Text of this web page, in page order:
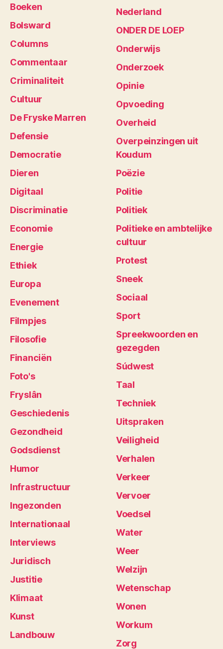
Boeken
Bolsward
Columns
Commentaar
Criminaliteit
Cultuur
De Fryske Marren
Defensie
Democratie
Dieren
Digitaal
Discriminatie
Economie
Energie
Ethiek
Europa
Evenement
Filmpjes
Filosofie
Financiën
Foto's
Fryslân
Geschiedenis
Gezondheid
Godsdienst
Humor
Infrastructuur
Ingezonden
Internationaal
Interviews
Juridisch
Justitie
Klimaat
Kunst
Landbouw
Nederland
ONDER DE LOEP
Onderwijs
Onderzoek
Opinie
Opvoeding
Overheid
Overpeinzingen uit
Koudum
Poëzie
Politie
Politiek
Politieke en ambtelijke
cultuur
Protest
Sneek
Sociaal
Sport
Spreekwoorden en
gezegden
Súdwest
Taal
Techniek
Uitspraken
Veiligheid
Verhalen
Verkeer
Vervoer
Voedsel
Water
Weer
Welzijn
Wetenschap
Wonen
Workum
Zorg